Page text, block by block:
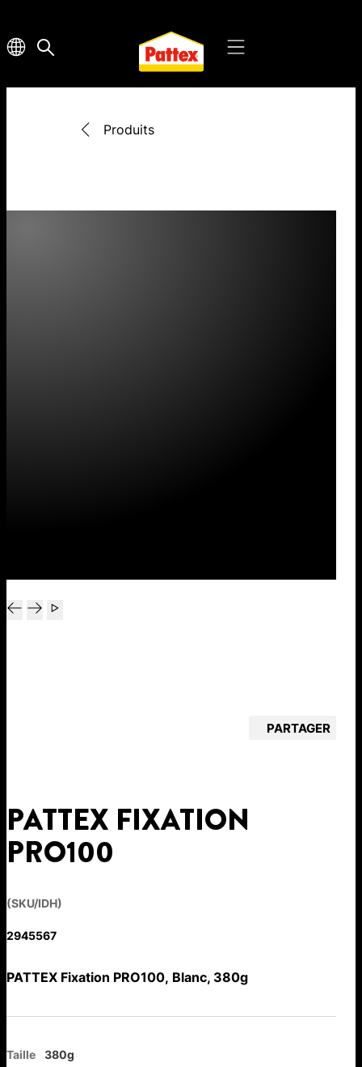
Produits
PARTAGER
PATTEX FIXATION
PRO100
(SKU/IDH)
2945567
PATTEX Fixation PRO100, Blanc, 380g
Taille 380g